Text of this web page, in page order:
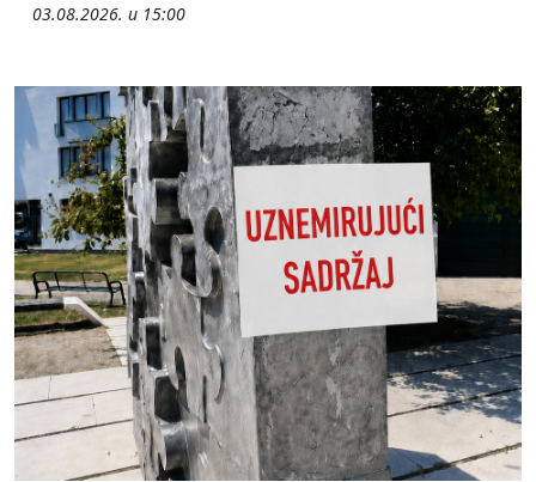
03.08.2026. u 15:00